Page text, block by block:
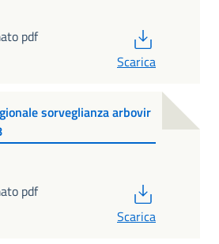
pdf
Scarica
sorveglianza arbovir
pdf
Scarica